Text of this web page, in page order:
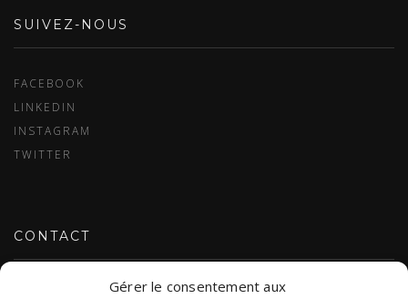
Gérer le consentement aux
SUIVEZ-NOUS
FACEBOOK
LINKEDIN
INSTAGRAM
TWITTER
CONTACT